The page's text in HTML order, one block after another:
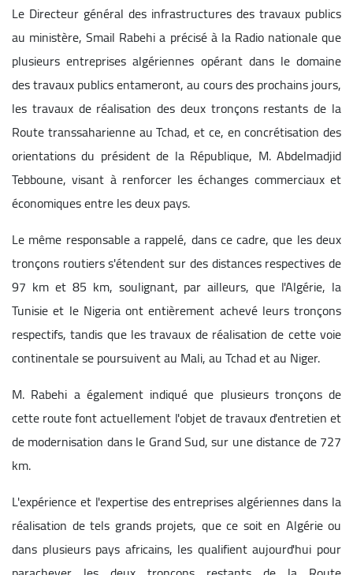
Le Directeur général des infrastructures des travaux publics
au ministère, Smail Rabehi a précisé à la Radio nationale que
plusieurs entreprises algériennes opérant dans le domaine
des travaux publics entameront, au cours des prochains jours,
les travaux de réalisation des deux tronçons restants de la
Route transsaharienne au Tchad, et ce, en concrétisation des
orientations du président de la République, M. Abdelmadjid
Tebboune, visant à renforcer les échanges commerciaux et
économiques entre les deux pays.
Le même responsable a rappelé, dans ce cadre, que les deux
tronçons routiers s'étendent sur des distances respectives de
97 km et 85 km, soulignant, par ailleurs, que l'Algérie, la
Tunisie et le Nigeria ont entièrement achevé leurs tronçons
respectifs, tandis que les travaux de réalisation de cette voie
continentale se poursuivent au Mali, au Tchad et au Niger.
M. Rabehi a également indiqué que plusieurs tronçons de
cette route font actuellement l'objet de travaux d'entretien et
de modernisation dans le Grand Sud, sur une distance de 727
km.
L'expérience et l'expertise des entreprises algériennes dans la
réalisation de tels grands projets, que ce soit en Algérie ou
dans plusieurs pays africains, les qualifient aujourd'hui pour